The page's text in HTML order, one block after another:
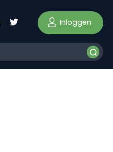
Inloggen